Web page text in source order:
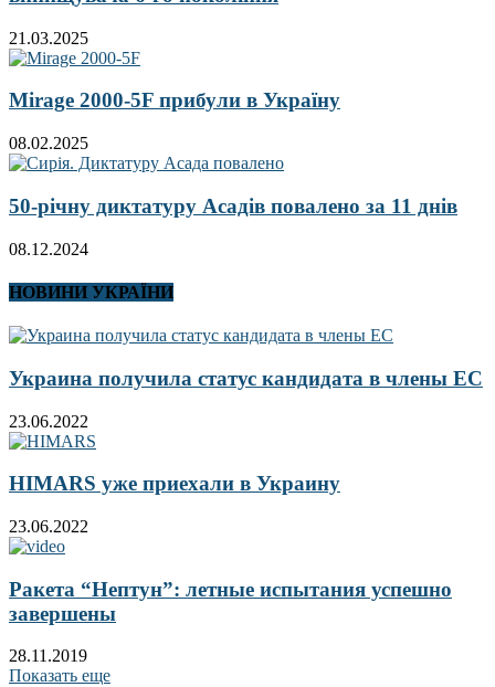
21.03.2025
Mirage 2000-5F прибули в Україну
08.02.2025
50-річну диктатуру Асадів повалено за 11 днів
08.12.2024
НОВИНИ УКРАЇНИ
Украина получила статус кандидата в члены ЕС
23.06.2022
HIMARS уже приехали в Украину
23.06.2022
Ракета “Нептун”: летные испытания успешно
завершены
28.11.2019
Показать еще